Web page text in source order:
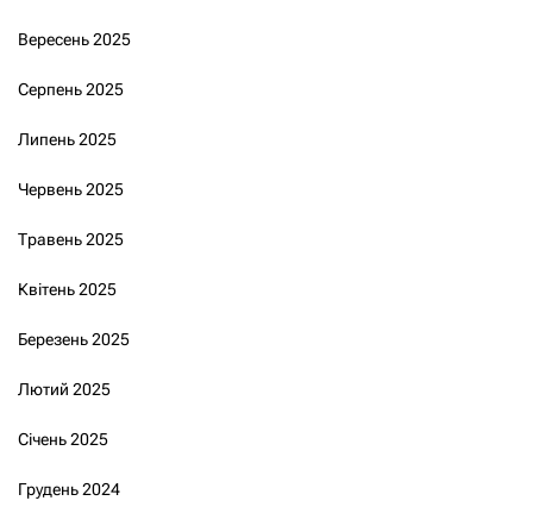
Вересень 2025
Серпень 2025
Липень 2025
Червень 2025
Травень 2025
Квітень 2025
Березень 2025
Лютий 2025
Січень 2025
Грудень 2024